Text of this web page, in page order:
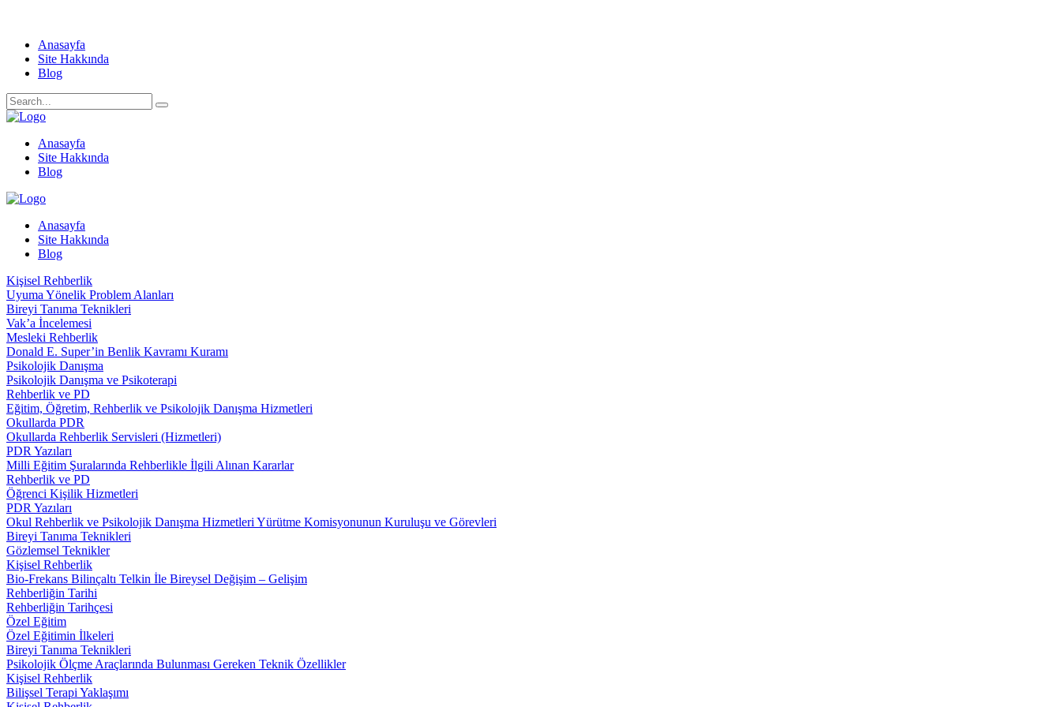
Anasayfa
Site Hakkında
Blog
Anasayfa
Site Hakkında
Blog
Anasayfa
Site Hakkında
Blog
Kişisel Rehberlik
Uyuma Yönelik Problem Alanları
Bireyi Tanıma Teknikleri
Vak’a İncelemesi
Mesleki Rehberlik
Donald E. Super’in Benlik Kavramı Kuramı
Psikolojik Danışma
Psikolojik Danışma ve Psikoterapi
Rehberlik ve PD
Eğitim, Öğretim, Rehberlik ve Psikolojik Danışma Hizmetleri
Okullarda PDR
Okullarda Rehberlik Servisleri (Hizmetleri)
PDR Yazıları
Milli Eğitim Şuralarında Rehberlikle İlgili Alınan Kararlar
Rehberlik ve PD
Öğrenci Kişilik Hizmetleri
PDR Yazıları
Okul Rehberlik ve Psikolojik Danışma Hizmetleri Yürütme Komisyonunun Kuruluşu ve Görevleri
Bireyi Tanıma Teknikleri
Gözlemsel Teknikler
Kişisel Rehberlik
Bio-Frekans Bilinçaltı Telkin İle Bireysel Değişim – Gelişim
Rehberliğin Tarihi
Rehberliğin Tarihçesi
Özel Eğitim
Özel Eğitimin İlkeleri
Bireyi Tanıma Teknikleri
Psikolojik Ölçme Araçlarında Bulunması Gereken Teknik Özellikler
Kişisel Rehberlik
Bilişsel Terapi Yaklaşımı